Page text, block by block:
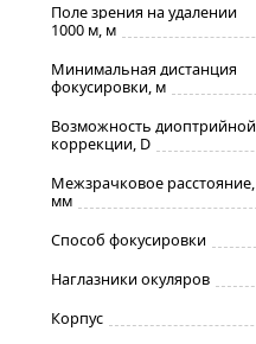
Поле зрения на удалении
1000 м, м
Минимальная дистанция
фокусировки, м
Возможность диоптрийной
коррекции, D
Межзрачковое расстояние,
мм
Способ фокусировки
Наглазники окуляров
Корпус